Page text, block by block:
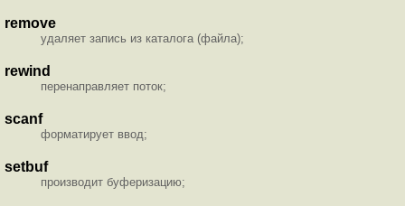
remove
удаляет запись из каталога (файла);
rewind
перенаправляет поток;
scanf
форматирует ввод;
setbuf
производит буферизацию;